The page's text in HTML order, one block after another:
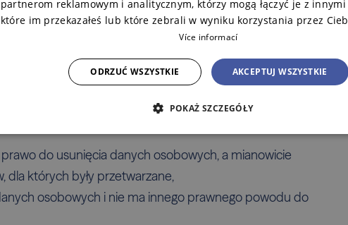
nr 253/2008 Sb. o niektórych środkach przeciwko
przestępczej i finansowaniu terroryzmu) lub w
wyrazi zgodę na wykonanie i przetwarzanie
automatycznie przy użyciu środków techniki
do usunięcia danych osobowych, a mianowicie
dla których były przetwarzane,
osobowych i nie ma innego prawnego powodu do
partnerom reklamowym i analitycznym, którzy mogą łączyć je z
które im przekazałeś lub które zebrali w wyniku korzystania przez
Více informací
AKCEPTUJ WSZYSTKIE
ODRZUĆ WSZYSTKIE
POKAŻ SZCZEGÓŁY